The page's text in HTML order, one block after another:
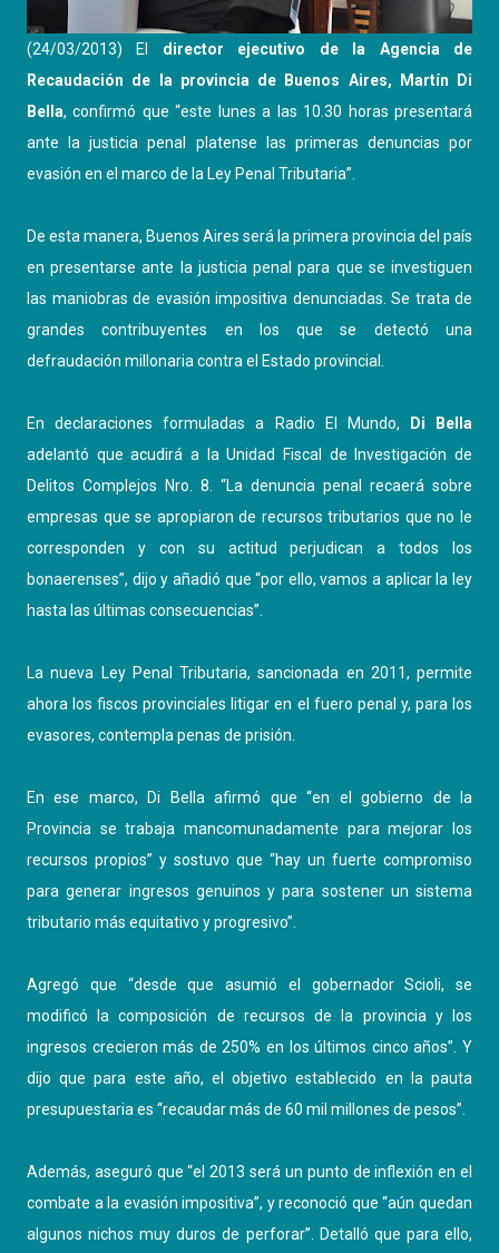
(24/03/2013) El director ejecutivo de la Agencia de
Recaudación de la provincia de Buenos Aires, Martín Di
Bella, confirmó que “este lunes a las 10.30 horas presentará
ante la justicia penal platense las primeras denuncias por
evasión en el marco de la Ley Penal Tributaria”.
De esta manera, Buenos Aires será la primera provincia del país
en presentarse ante la justicia penal para que se investiguen
las maniobras de evasión impositiva denunciadas. Se trata de
grandes contribuyentes en los que se detectó una
defraudación millonaria contra el Estado provincial.
En declaraciones formuladas a Radio El Mundo,
Di Bella
adelantó que acudirá a la Unidad Fiscal de Investigación de
Delitos Complejos Nro. 8. “La denuncia penal recaerá sobre
empresas que se apropiaron de recursos tributarios que no le
corresponden y con su actitud perjudican a todos los
bonaerenses”, dijo y añadió que “por ello, vamos a aplicar la ley
hasta las últimas consecuencias”.
La nueva Ley Penal Tributaria, sancionada en 2011, permite
ahora los fiscos provinciales litigar en el fuero penal y, para los
evasores, contempla penas de prisión.
En ese marco, Di Bella afirmó que “en el gobierno de la
Provincia se trabaja mancomunadamente para mejorar los
recursos propios” y sostuvo que “hay un fuerte compromiso
para generar ingresos genuinos y para sostener un sistema
tributario más equitativo y progresivo”.
Agregó que “desde que asumió el gobernador Scioli, se
modificó la composición de recursos de la provincia y los
ingresos crecieron más de 250% en los últimos cinco años”. Y
dijo que para este año, el objetivo establecido en la pauta
presupuestaria es “recaudar más de 60 mil millones de pesos”.
Además, aseguró que “el 2013 será un punto de inflexión en el
combate a la evasión impositiva”, y reconoció que “aún quedan
algunos nichos muy duros de perforar”. Detalló que para ello,